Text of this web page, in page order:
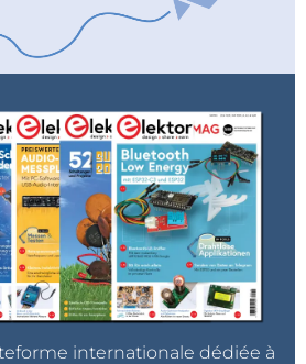
internationale dédiée à